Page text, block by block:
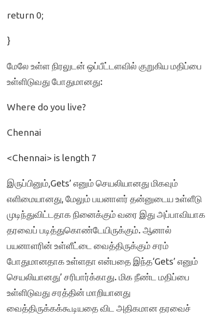
return 0;
}
மேலே உள்ள நிரலுடன் ஒப்பீட்டளவில் குறுகிய மதிப்பை
உள்ளிடுவது போதுமானது:
Where do you live?
Chennai
<Chennai> is length 7
இருப்பினும்,Gets’ எனும் செயலியானது மிகவும்
எளிமையானது, மேலும் பயனாளர் தன்னுடைய உள்ளீடு
முடிந்துவிட்டதாக நினைக்கும் வரை இது அப்பாவியாக
தரவைப் படித்துகொண்டேயிருக்கும். ஆனால்
பயனாளரின் உள்ளீட்டை வைத்திருக்கும் சரம்
போதுமானதாக உள்ளதா என்பதை இந்த‘Gets’ எனும்
செயலியானது’ சரிபார்க்காது. மிக நீண்ட மதிப்பை
உள்ளிடுவது சரத்தின் மாறியானது
வைத்திருக்கக்கூடியதை விட அதிகமான தரவைச்